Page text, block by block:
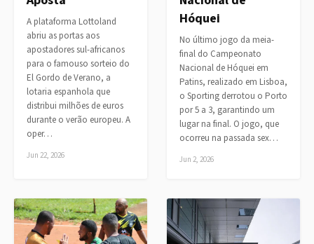
A plataforma Lottoland
abriu as portas aos
apostadores sul-africanos
para o famouso sorteio do
El Gordo de Verano, a
lotaria espanhola que
distribui milhões de euros
durante o verão europeu. A
oper…
Jun 22, 2026
Hóquei
No último jogo da meia-
final do Campeonato
Nacional de Hóquei em
Patins, realizado em Lisboa,
o Sporting derrotou o Porto
por 5 a 3, garantindo um
lugar na final. O jogo, que
ocorreu na passada sex…
Jun 2, 2026